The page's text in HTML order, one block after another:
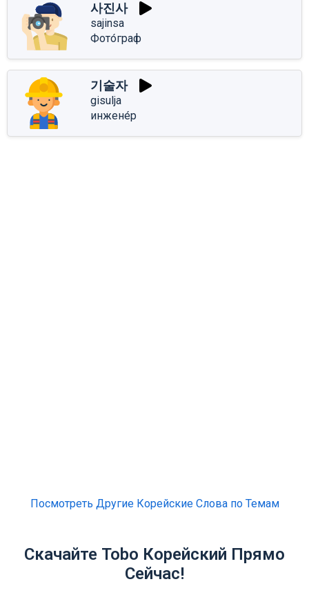
사진사
sajinsa
Фото́граф
기술자
gisulja
инжене́р
Посмотреть Другие Корейские Слова по Темам
Скачайте Tobo Корейский Прямо
Сейчас!